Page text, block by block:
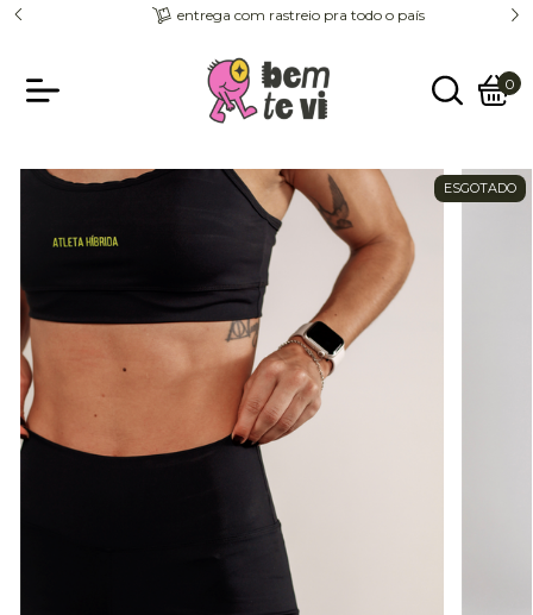
entrega com rastreio pra todo o país
0
ESGOTADO